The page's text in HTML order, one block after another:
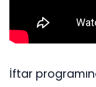
İftar